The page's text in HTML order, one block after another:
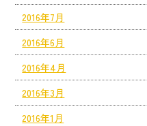
2016年7月
2016年6月
2016年4月
2016年3月
2016年1月